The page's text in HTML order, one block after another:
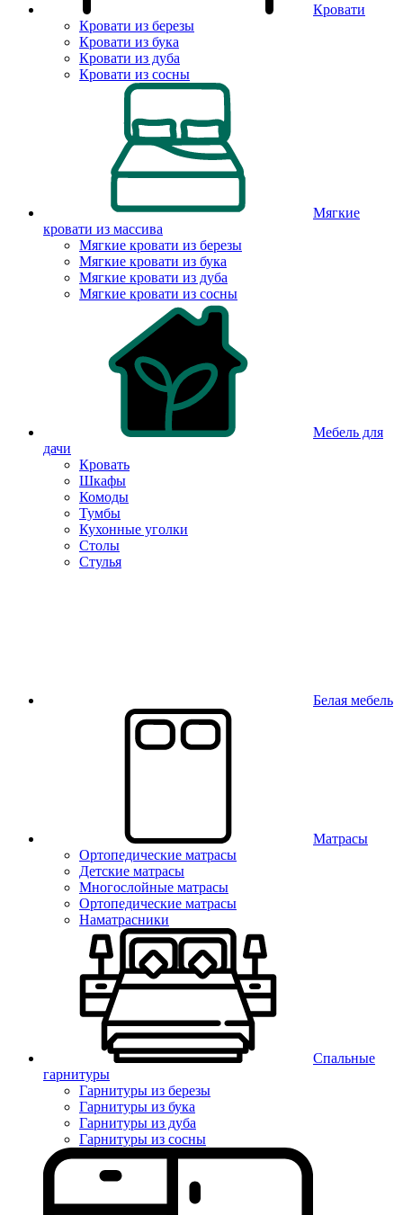
Кровати
Кровати из березы
Кровати из бука
Кровати из дуба
Кровати из сосны
Мягкие
кровати из массива
Мягкие кровати из березы
Мягкие кровати из бука
Мягкие кровати из дуба
Мягкие кровати из сосны
Мебель для
дачи
Кровать
Шкафы
Комоды
Тумбы
Кухонные уголки
Столы
Стулья
Белая мебель
Матрасы
Ортопедические матрасы
Детские матрасы
Многослойные матрасы
Ортопедические матрасы
Наматрасники
Спальные
гарнитуры
Гарнитуры из березы
Гарнитуры из бука
Гарнитуры из дуба
Гарнитуры из сосны